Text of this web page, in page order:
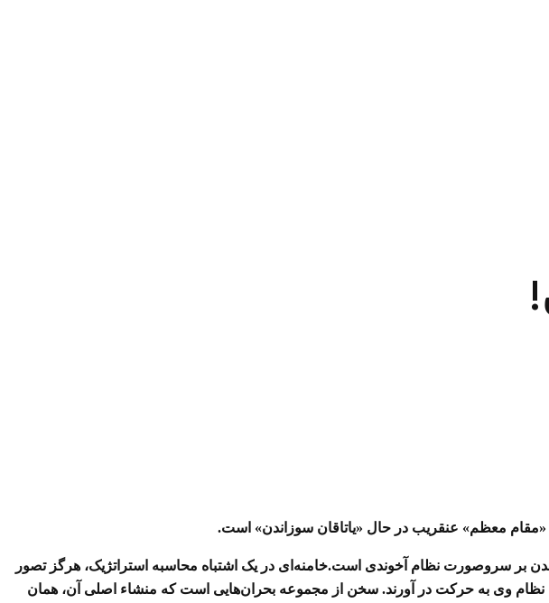
«مقام معظم» عنقریب در حال «یاتاقان سوزاندن» است.
بر سروصورت نظام آخوندی است.خامنه‌ای در یک اشتباه محاسبه استراتژیک، هرگز تصور
نظام وی به حرکت در آورند. سخن از مجموعه بحران‌هایی است که منشاء اصلی آن، همان